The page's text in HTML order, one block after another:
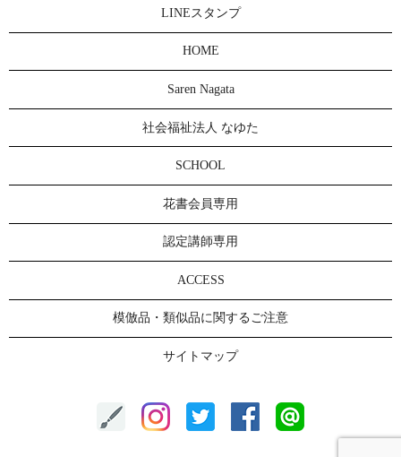
LINEスタンプ
HOME
Saren Nagata
社会福祉法人 なゆた
SCHOOL
花書会員専用
認定講師専用
ACCESS
模倣品・類似品に関するご注意
サイトマップ